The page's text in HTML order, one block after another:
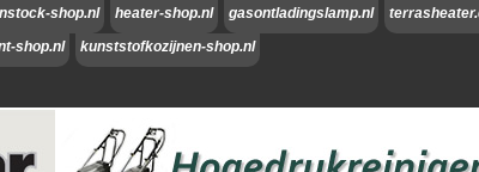
shop.nl heater-shop.nl gasontladingslamp.nl
shop.nl kunststofkozijnen-shop.nl